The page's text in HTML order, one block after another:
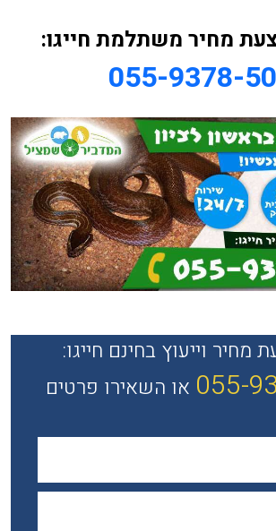
מחיר משתלמת חייגו:
055-9378-
וייעוץ בחינם חייגו:
055- או השאירו פרטים